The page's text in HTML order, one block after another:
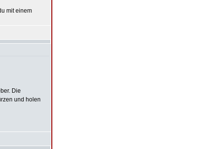
mit einem
Die
und holen